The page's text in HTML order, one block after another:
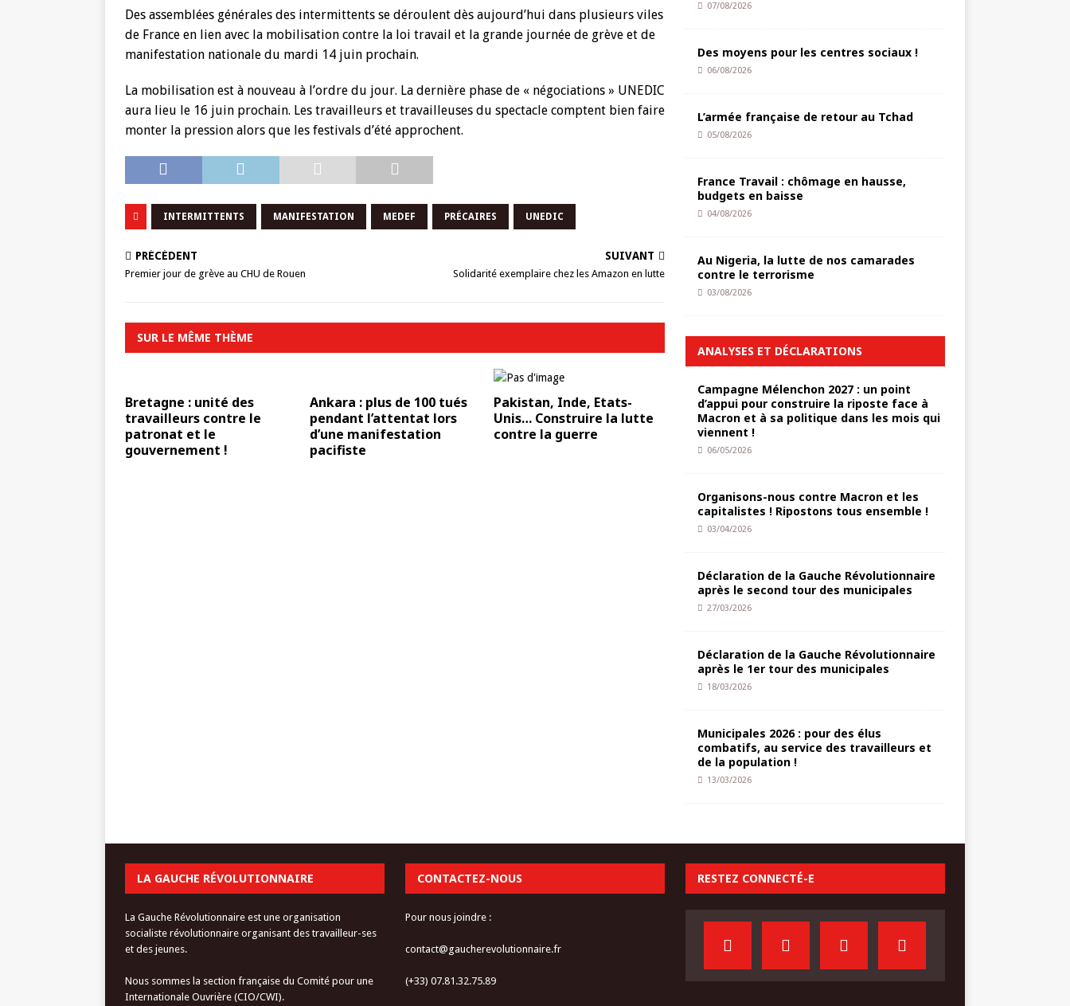
Des assemblées générales des intermittents se déroulent dès aujourd’hui dans plusieurs viles
de France en lien avec la mobilisation contre la loi travail et la grande journée de grève et de
manifestation nationale du mardi 14 juin prochain.
La mobilisation est à nouveau à l’ordre du jour. La dernière phase de « négociations » UNEDIC
aura lieu le 16 juin prochain. Les travailleurs et travailleuses du spectacle comptent bien faire
monter la pression alors que les festivals d’été approchent.
INTERMITTENTS MANIFESTATION MEDEF PRÉCAIRES UNEDIC
PRÉCÉDENT
Premier jour de grève au CHU de Rouen
SUIVANT
Solidarité exemplaire chez les Amazon en lutte
SUR LE MÊME THÈME
Bretagne : unité des
travailleurs contre le
patronat et le
gouvernement !
Ankara : plus de 100 tués
pendant l’attentat lors
d’une manifestation
pacifiste
Pakistan, Inde, Etats-
Unis… Construire la lutte
contre la guerre
07/08/2026
Des moyens pour les centres sociaux !
06/08/2026
L’armée française de retour au Tchad
05/08/2026
France Travail : chômage en hausse,
budgets en baisse
04/08/2026
Au Nigeria, la lutte de nos camarades
contre le terrorisme
03/08/2026
ANALYSES ET DÉCLARATIONS
Campagne Mélenchon 2027 : un point
d’appui pour construire la riposte face à
Macron et à sa politique dans les mois qui
viennent !
06/05/2026
Organisons-nous contre Macron et les
capitalistes ! Ripostons tous ensemble !
03/04/2026
Déclaration de la Gauche Révolutionnaire
après le second tour des municipales
27/03/2026
Déclaration de la Gauche Révolutionnaire
après le 1er tour des municipales
18/03/2026
Municipales 2026 : pour des élus
combatifs, au service des travailleurs et
de la population !
13/03/2026
LA GAUCHE RÉVOLUTIONNAIRE
La Gauche Révolutionnaire est une organisation
socialiste révolutionnaire organisant des travailleur-ses
et des jeunes.
Nous sommes la section française du Comité pour une
Internationale Ouvrière (CIO/CWI).
CONTACTEZ-NOUS
Pour nous joindre :
contact@gaucherevolutionnaire.fr
(+33) 07.81.32.75.89
RESTEZ CONNECTÉ-E